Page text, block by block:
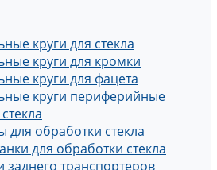
круги для стекла
круги для кромки
круги для фацета
круги периферийные
обработки стекла
для обработки стекла
заднего транспортеров